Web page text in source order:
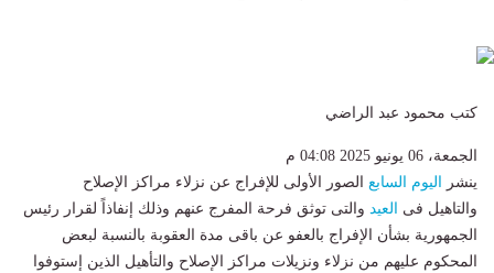
كتب محمود عبد الراضي
الجمعة، 06 يونيو 2025 04:08 م
ينشر
اليوم السابع الصور الأولى للإفراج عن نزلاء مراكز الإصلاح
والتاهيل فى
العيد والتى توثق فرحة المفرج عنهم وذلك إنفاذاً لقرار رئيس
الجمهورية بشأن الإفراج بالعفو عن باقى مدة العقوبة بالنسبة لبعض
المحكوم عليهم من نزلاء ونزيلات مراكز الإصلاح والتأهيل الذين إستوفوا